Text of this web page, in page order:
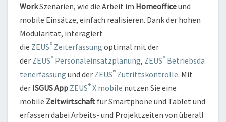
WorkSzenarien, wie die Arbeit im Homeofficeund
mobile Einsätze, einfach realisieren. Dank der hohen
Modularität, interagiert
die ZEUS® Zeiterfassung optimal mit der
der ZEUS® Personaleinsatzplanung, ZEUS® Betriebsda
tenerfassung und der ZEUS® Zutrittskontrolle. Mit
der ISGUS App ZEUS® X mobile nutzen Sie eine
mobile Zeitwirtschaft für Smartphone und Tablet und
erfassen dabei Arbeits- und Projektzeiten von überall